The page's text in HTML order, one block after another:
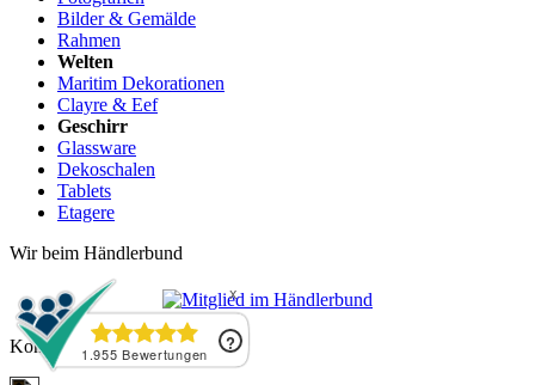
Bilder & Gemälde
Rahmen
Welten
Maritim Dekorationen
Clayre & Eef
Geschirr
Glassware
Dekoschalen
Tablets
Etagere
Wir beim Händlerbund
Kontakt